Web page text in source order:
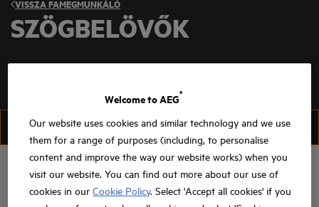
VISSZAFAMEGMUNKÁLÓ
SZÖGBELÖVŐK
SZŰRÉS RENDEZÉS
Welcome to AEG
®
Our website uses cookies and similar technology and we use
them for a range of purposes (including, to personalise
content and improve the way our website works) when you
visit our website. You can find out more about our use of
cookies in ourCookie Policy. Select 'Accept all cookies' if you